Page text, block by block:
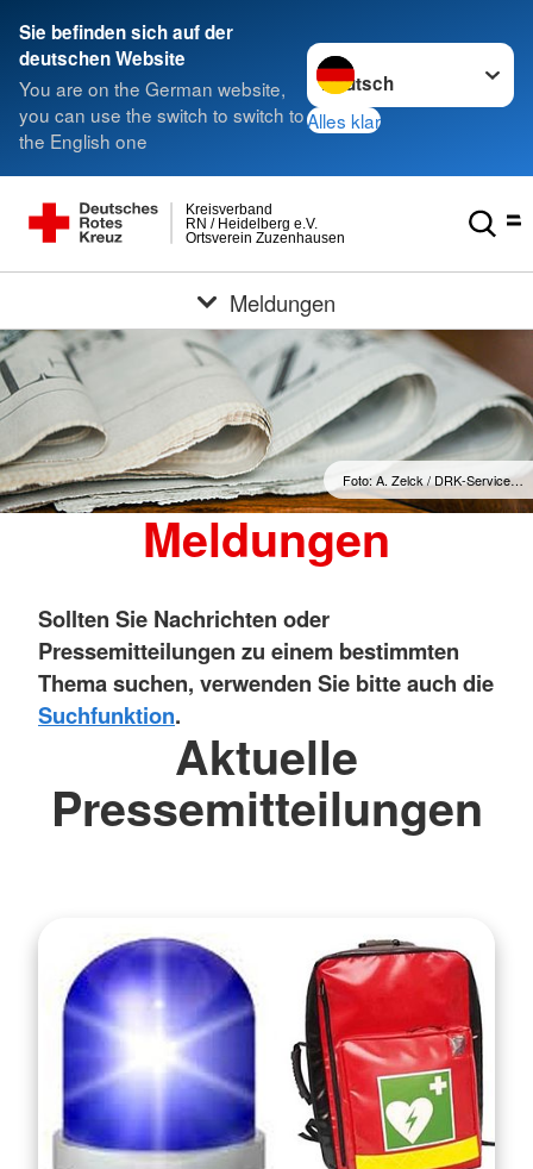
Sie befinden sich auf der
deutschen Website
You are on the German website,
you can use the switch to switch to
the English one
Sprache wechseln zu
Alles klar
Ortsverein Zuzenhausen
RN / Heidelberg e.V.
Kreisverband
Meldungen
Foto: A. Zelck / DRK-Service…
Meldungen
Sollten Sie Nachrichten oder
Pressemitteilungen zu einem bestimmten
Thema suchen, verwenden Sie bitte auch die
Suchfunktion.
Aktuelle
Pressemitteilungen